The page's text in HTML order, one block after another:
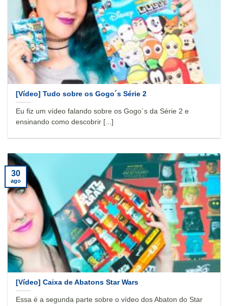
[Vídeo] Tudo sobre os Gogo´s Série 2
Eu fiz um vídeo falando sobre os Gogo´s da Série 2 e
ensinando como descobrir [...]
[Vídeo] Caixa de Abatons Star Wars
Essa é a segunda parte sobre o vídeo dos Abaton do Star
30
ago